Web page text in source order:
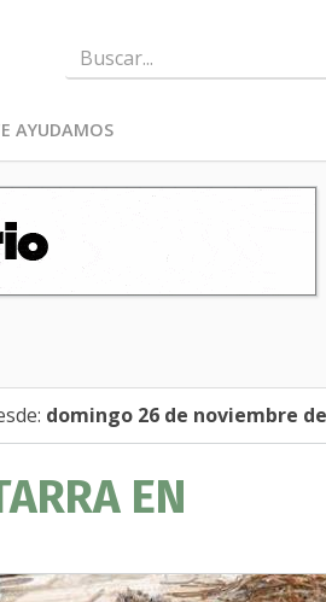
AYUDAMOS
domingo 26 de noviembre
EN